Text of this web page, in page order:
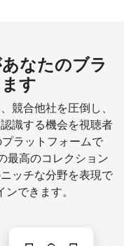
なたのブラ
す
競合他社を圧倒し、
識する機会を視聴者
ラットフォームで
最高のコレクション
ッチな分野を表現で
できます。